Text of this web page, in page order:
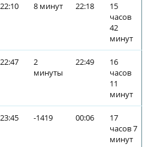
22:10 8 минут 22:18
15
часов
42
минут
22:47
2
минуты
22:49
16
часов
11
минут
23:45 -1419 00:06
17
часов 7
минут